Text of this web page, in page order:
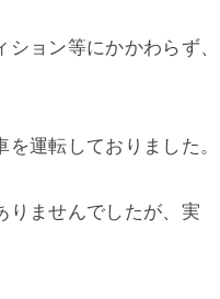
ョン等にかかわらず、
運転しておりました。
りませんでしたが、実